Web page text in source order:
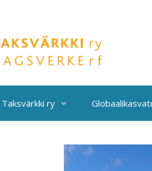
Taksvärkki ry